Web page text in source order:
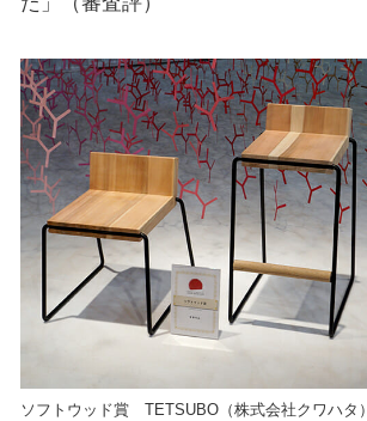
ソフトウッド賞 TETSUBO（株式会社クワハタ）